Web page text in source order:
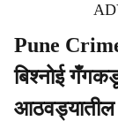
Pune Crime
बिश्नोई
आठवड्यातील